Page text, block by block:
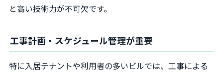
と高い技術力が不可欠です。
工事計画・スケジュール管理が重要
特に入居テナントや利用者の多いビルでは、工事による